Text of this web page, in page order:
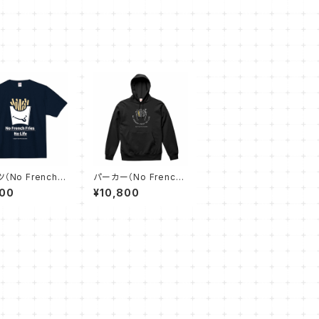
（No French F
Life - ネイビ
パーカー（No French
Fries No Life② - 黒）
¥10,800